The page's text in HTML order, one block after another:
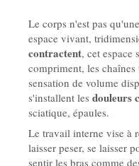
Le corps n'est pas
espace vivant,
contractent, cet espace
compriment, les
sensation de volume
s'installent les douleurs
sciatique, épaules.
Le travail interne vise à
laisser peser, se laisser
sentir les bras comme